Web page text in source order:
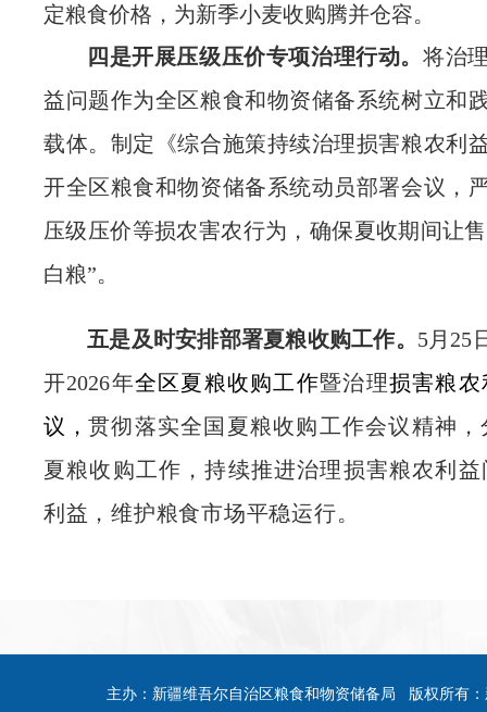
定粮食价格，为新季小麦收购腾并仓容。
四是开展压级压价专项治理行动。 将治
益问题作为全区粮食和物资储备系统树立和
载体。 制定《综合施策持续治理损害粮农利
开全区粮食和物资储备系统动员部署会议，
压级压价等损农害农行为 ，确保夏收期间让
白粮”。
五是及时安排部署夏粮收购工作。 5月 25
开2026年全区夏粮收购工作暨治理损害粮
议，贯彻落实全国夏粮收购工作会议精神
夏粮收购工作，持续推进治理损害粮农利
利益，维护粮食市场平稳运行。
主办：新疆维吾尔自治区粮食和物资储备局 版权所有